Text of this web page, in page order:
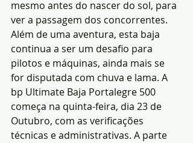
mesmo antes do nascer do sol, para
ver a passagem dos concorrentes.
Além de uma aventura, esta baja
continua a ser um desafio para
pilotos e máquinas, ainda mais se
for disputada com chuva e lama. A
bp Ultimate Baja Portalegre 500
começa na quinta-feira, dia 23 de
Outubro, com as verificações
técnicas e administrativas. A parte